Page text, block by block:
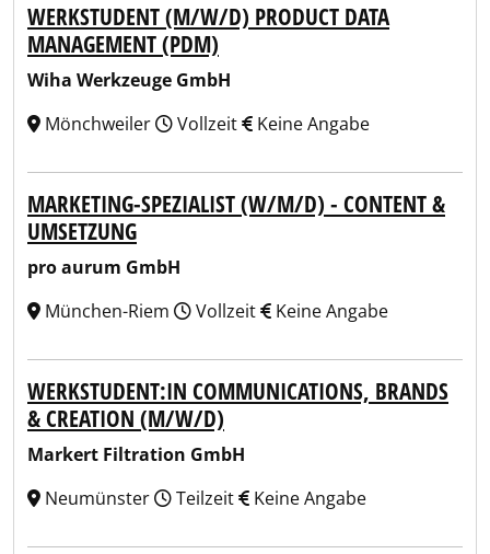
WERKSTUDENT (M/W/D) PRODUCT DATA
MANAGEMENT (PDM)
Wiha Werkzeuge GmbH
Mönchweiler
Vollzeit Keine Angabe
MARKETING-SPEZIALIST (W/M/D) - CONTENT &
UMSETZUNG
pro aurum GmbH
München-Riem
Vollzeit Keine Angabe
WERKSTUDENT:IN COMMUNICATIONS, BRANDS
& CREATION (M/W/D)
Markert Filtration GmbH
Neumünster
Teilzeit Keine Angabe